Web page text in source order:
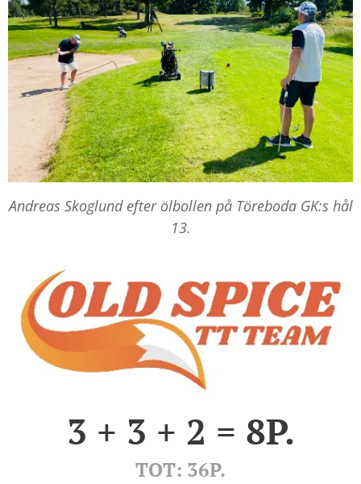
Andreas Skoglund efter ölbollen på Töreboda GK:s hål
13.
3 + 3 + 2 = 8P.
TOT: 36P.